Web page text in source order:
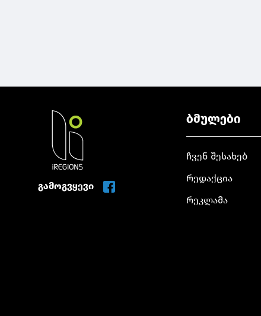
გამოგვყევი
ბმულები
ჩვენ შესახებ
რედაქცია
რეკლამა